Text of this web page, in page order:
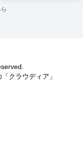
クラウディア」